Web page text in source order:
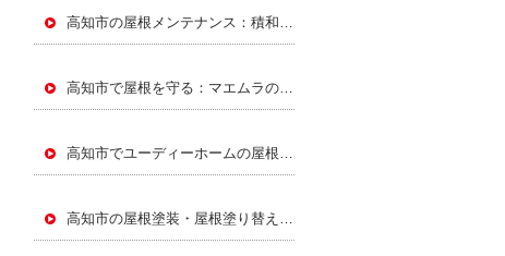
高知市の屋根メンテナンス：積和建設による屋根塗装と屋根塗り替えガイド
高知市で屋根を守る：マエムラの屋根塗装・屋根塗り替えガイド
高知市でユーディーホームの屋根塗装・屋根塗り替えで屋根を長持ちさせる方法
高知市の屋根塗装・屋根塗り替えガイド：東宝ホームの屋根メンテナンス